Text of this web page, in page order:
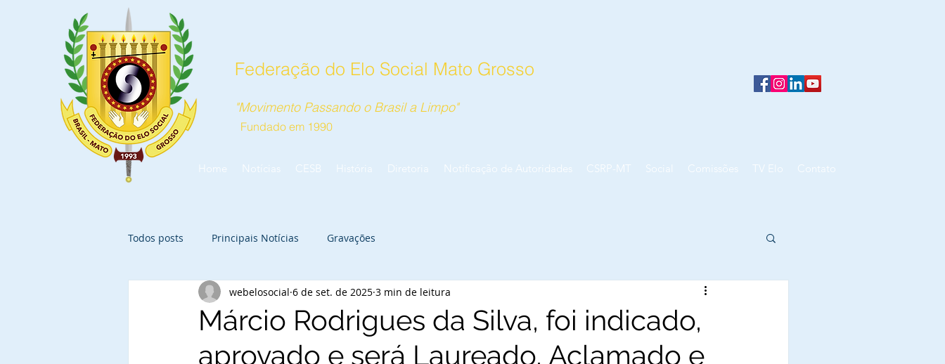
Federação do Elo Social Mato Grosso
"Movimento Passando o Brasil a Limpo"
Fundado em 1990
Home Notícias CESB História Diretoria Notificação de Autoridades CSRP-MT Social Comissões TV Elo Contato
Todos posts Principais Notícias Gravações
Márcio Rodrigues da Silva, foi indicado,
aprovado e será Laureado, Aclamado e
webelosocial 6 de set. de 2025 3 min de leitura